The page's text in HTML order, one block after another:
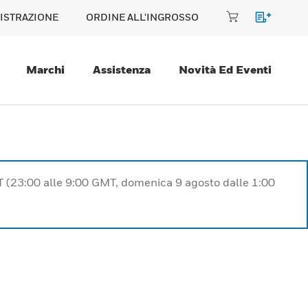
ORDINE ALL'INGROSSO
Marchi Assistenza Novità Ed Eventi
alle 9:00 GMT, domenica 9 agosto dalle 1:00